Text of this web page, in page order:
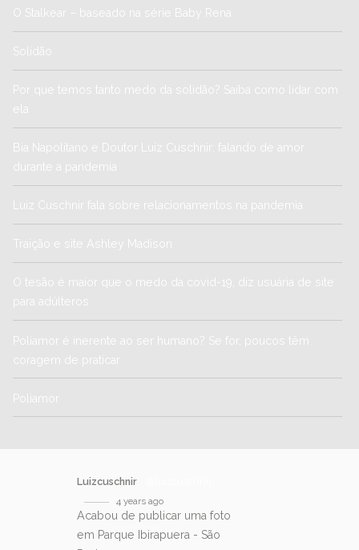
O Stalkear – baseado na série Baby Rena
Solidão
Por que temos tanto medo da solidão? Saiba como lidar com
ela
Bia Napolitano e Doutor Luiz Cuschnir: falando de amor
durante a pandemia
Luiz Cuschnir fala sobre relacionamentos na pandemia
Traição e site Ashley Madison
O tesão é maior que o medo da covid-19, diz usuária de site
para adúlteros
Poliamor é inerente ao ser humano? Se for, poucos têm
coragem de praticar
Poliamor
Luizcuschnir
4 years ago
Acabou de publicar uma foto
em Parque Ibirapuera - São